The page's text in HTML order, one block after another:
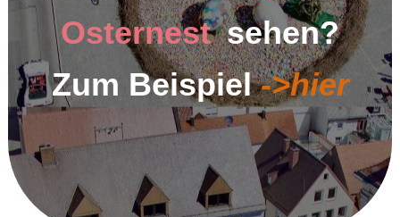
Osternestsehen?
Zum Beispiel ->hier